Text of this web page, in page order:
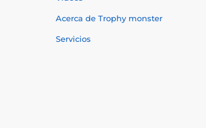
Acerca de Trophy monster
Servicios